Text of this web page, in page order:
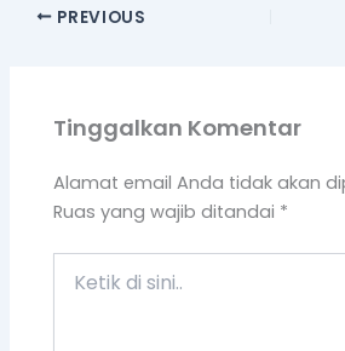
Ketik